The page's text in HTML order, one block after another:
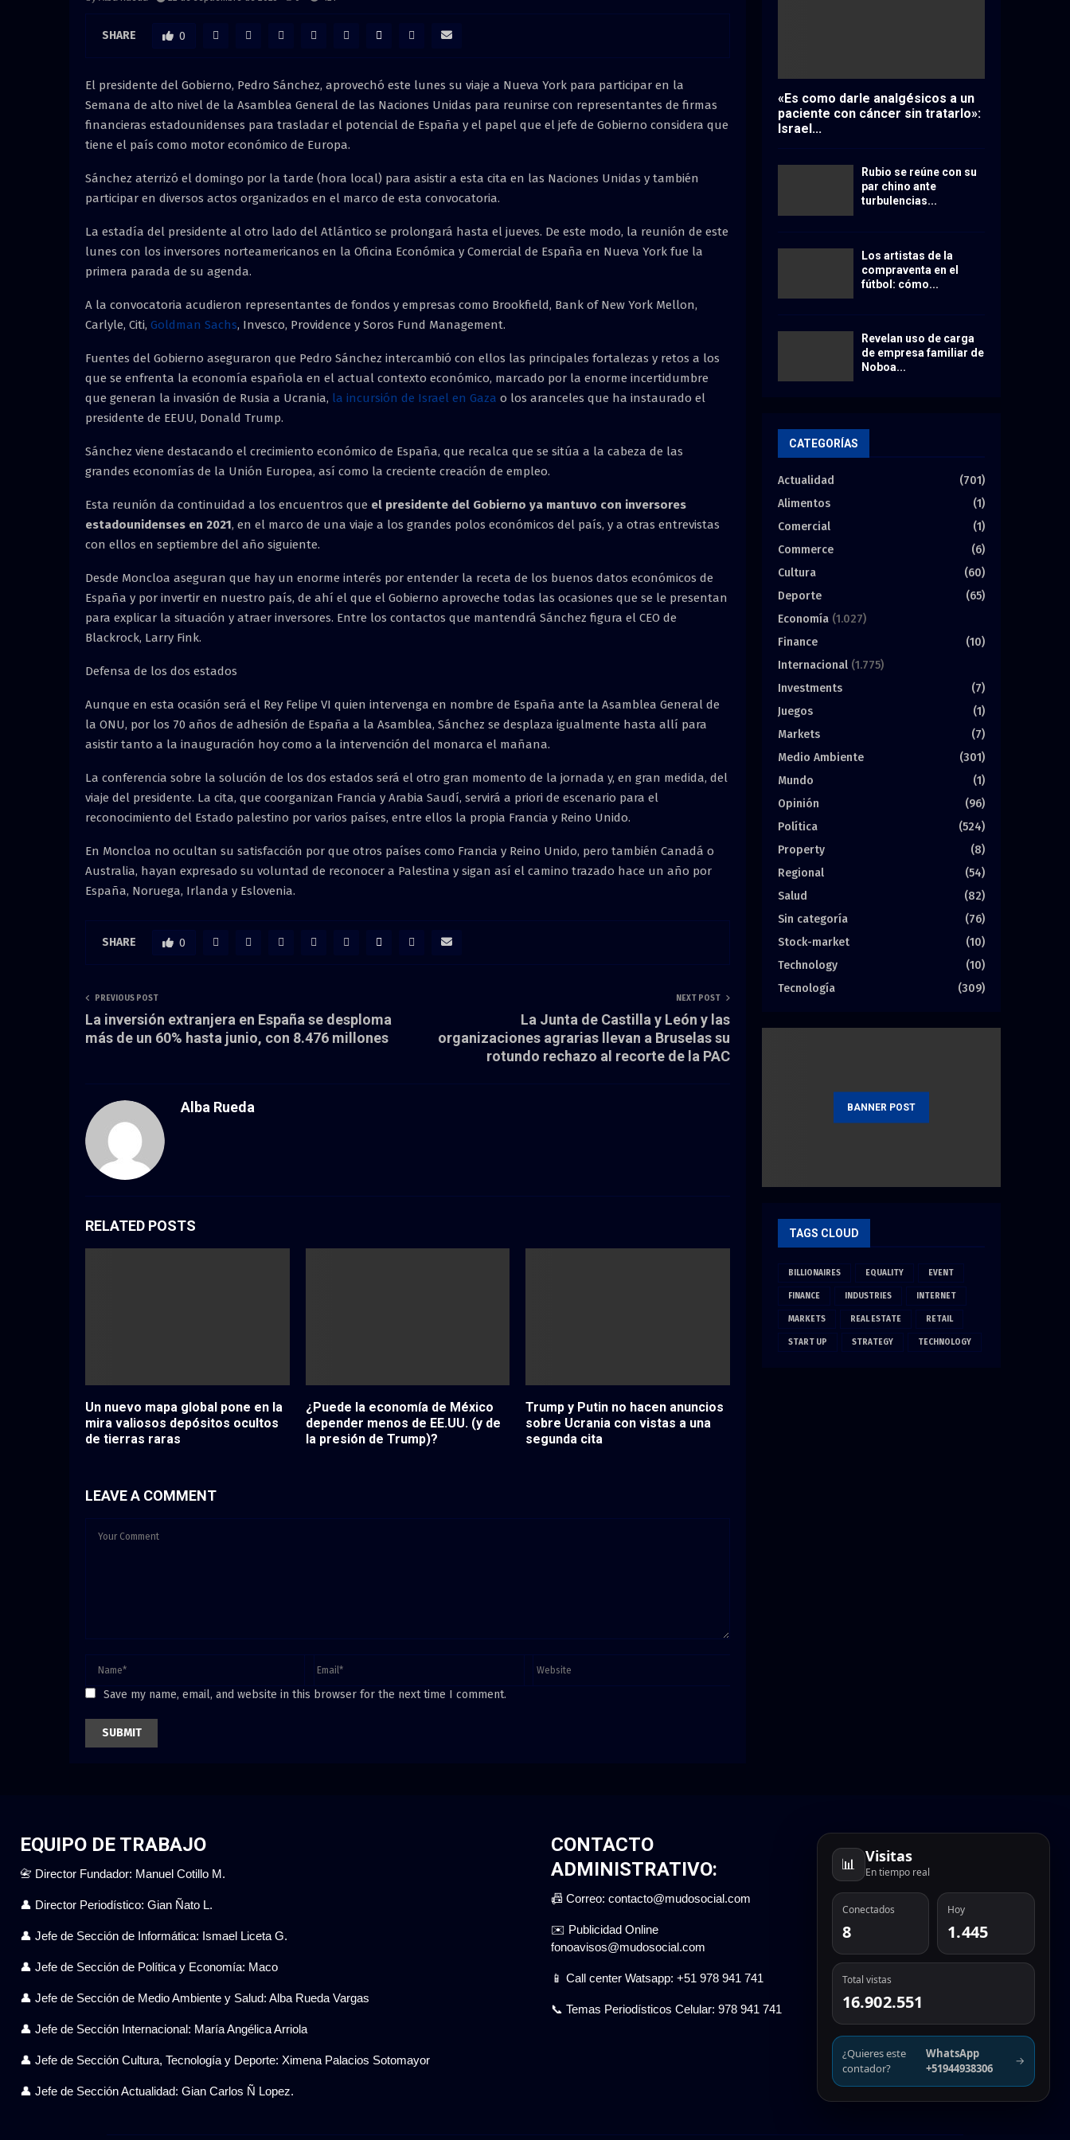
SHARE 0
El presidente del Gobierno, Pedro Sánchez, aprovechó este lunes su viaje a Nueva York para participar en la
Semana de alto nivel de la Asamblea General de las Naciones Unidas para reunirse con representantes de firmas
financieras estadounidenses para trasladar el potencial de España y el papel que el jefe de Gobierno considera que
tiene el país como motor económico de Europa.
Sánchez aterrizó el domingo por la tarde (hora local) para asistir a esta cita en las Naciones Unidas y también
participar en diversos actos organizados en el marco de esta convocatoria.
La estadía del presidente al otro lado del Atlántico se prolongará hasta el jueves. De este modo, la reunión de este
lunes con los inversores norteamericanos en la Oficina Económica y Comercial de España en Nueva York fue la
primera parada de su agenda.
A la convocatoria acudieron representantes de fondos y empresas como Brookfield, Bank of New York Mellon,
Carlyle, Citi, Goldman Sachs, Invesco, Providence y Soros Fund Management.
Fuentes del Gobierno aseguraron que Pedro Sánchez intercambió con ellos las principales fortalezas y retos a los
que se enfrenta la economía española en el actual contexto económico, marcado por la enorme incertidumbre
que generan la invasión de Rusia a Ucrania, la incursión de Israel en Gaza o los aranceles que ha instaurado el
presidente de EEUU, Donald Trump.
Sánchez viene destacando el crecimiento económico de España, que recalca que se sitúa a la cabeza de las
grandes economías de la Unión Europea, así como la creciente creación de empleo.
Esta reunión da continuidad a los encuentros que el presidente del Gobierno ya mantuvo con inversores
estadounidenses en 2021, en el marco de una viaje a los grandes polos económicos del país, y a otras entrevistas
con ellos en septiembre del año siguiente.
Desde Moncloa aseguran que hay un enorme interés por entender la receta de los buenos datos económicos de
España y por invertir en nuestro país, de ahí el que el Gobierno aproveche todas las ocasiones que se le presentan
para explicar la situación y atraer inversores. Entre los contactos que mantendrá Sánchez figura el CEO de
Blackrock, Larry Fink.
Defensa de los dos estados
Aunque en esta ocasión será el Rey Felipe VI quien intervenga en nombre de España ante la Asamblea General de
la ONU, por los 70 años de adhesión de España a la Asamblea, Sánchez se desplaza igualmente hasta allí para
asistir tanto a la inauguración hoy como a la intervención del monarca el mañana.
La conferencia sobre la solución de los dos estados será el otro gran momento de la jornada y, en gran medida, del
viaje del presidente. La cita, que coorganizan Francia y Arabia Saudí, servirá a priori de escenario para el
reconocimiento del Estado palestino por varios países, entre ellos la propia Francia y Reino Unido.
En Moncloa no ocultan su satisfacción por que otros países como Francia y Reino Unido, pero también Canadá o
Australia, hayan expresado su voluntad de reconocer a Palestina y sigan así el camino trazado hace un año por
España, Noruega, Irlanda y Eslovenia.
SHARE 0
PREVIOUS POST
La inversión extranjera en España se desploma
más de un 60% hasta junio, con 8.476 millones
NEXT POST
La Junta de Castilla y León y las
organizaciones agrarias llevan a Bruselas su
rotundo rechazo al recorte de la PAC
Alba Rueda
RELATED POSTS
Un nuevo mapa global pone en la
mira valiosos depósitos ocultos
de tierras raras
¿Puede la economía de México
depender menos de EE.UU. (y de
la presión de Trump)?
Trump y Putin no hacen anuncios
sobre Ucrania con vistas a una
segunda cita
LEAVE A COMMENT
Save my name, email, and website in this browser for the next time I comment.
«Es como darle analgésicos a un
paciente con cáncer sin tratarlo»:
Israel...
Rubio se reúne con su
par chino ante
turbulencias...
Los artistas de la
compraventa en el
fútbol: cómo...
Revelan uso de carga
de empresa familiar de
Noboa...
CATEGORÍAS
Actualidad
(701)
Alimentos
(1)
Comercial
(1)
Commerce
(6)
Cultura
(60)
Deporte
(65)
Economía (1.027)
Finance
(10)
Internacional (1.775)
Investments
(7)
Juegos
(1)
Markets
(7)
Medio Ambiente
(301)
Mundo
(1)
Opinión
(96)
Política
(524)
Property
(8)
Regional
(54)
Salud
(82)
Sin categoría
(76)
Stock-market
(10)
Technology
(10)
Tecnología
(309)
BANNER POST
TAGS CLOUD
BILLIONAIRES EQUALITY EVENT
FINANCE INDUSTRIES INTERNET
MARKETS REAL ESTATE RETAIL
START UP STRATEGY TECHNOLOGY
EQUIPO DE TRABAJO
📇 Director Fundador: Manuel Cotillo M.
👤 Director Periodístico: Gian Ñato L.
👤 Jefe de Sección de Informática: Ismael Liceta G.
👤 Jefe de Sección de Política y Economía: Maco
👤 Jefe de Sección de Medio Ambiente y Salud: Alba Rueda Vargas
👤 Jefe de Sección Internacional: María Angélica Arriola
👤 Jefe de Sección Cultura, Tecnología y Deporte: Ximena Palacios Sotomayor
👤 Jefe de Sección Actualidad: Gian Carlos Ñ Lopez.
CONTACTO
ADMINISTRATIVO:
📠 Correo: contacto@mudosocial.com
✉️ Publicidad Online
fonoavisos@mudosocial.com
📱 Call center Watsapp: +51 978 941 741
📞 Temas Periodísticos Celular: 978 941 741
📊 Visitas
En tiempo real
Conectados
8
Hoy
1.445
Total vistas
16.902.551
¿Quieres este
contador?
WhatsApp
+51944938306
→